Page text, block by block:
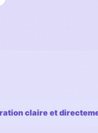
claire et